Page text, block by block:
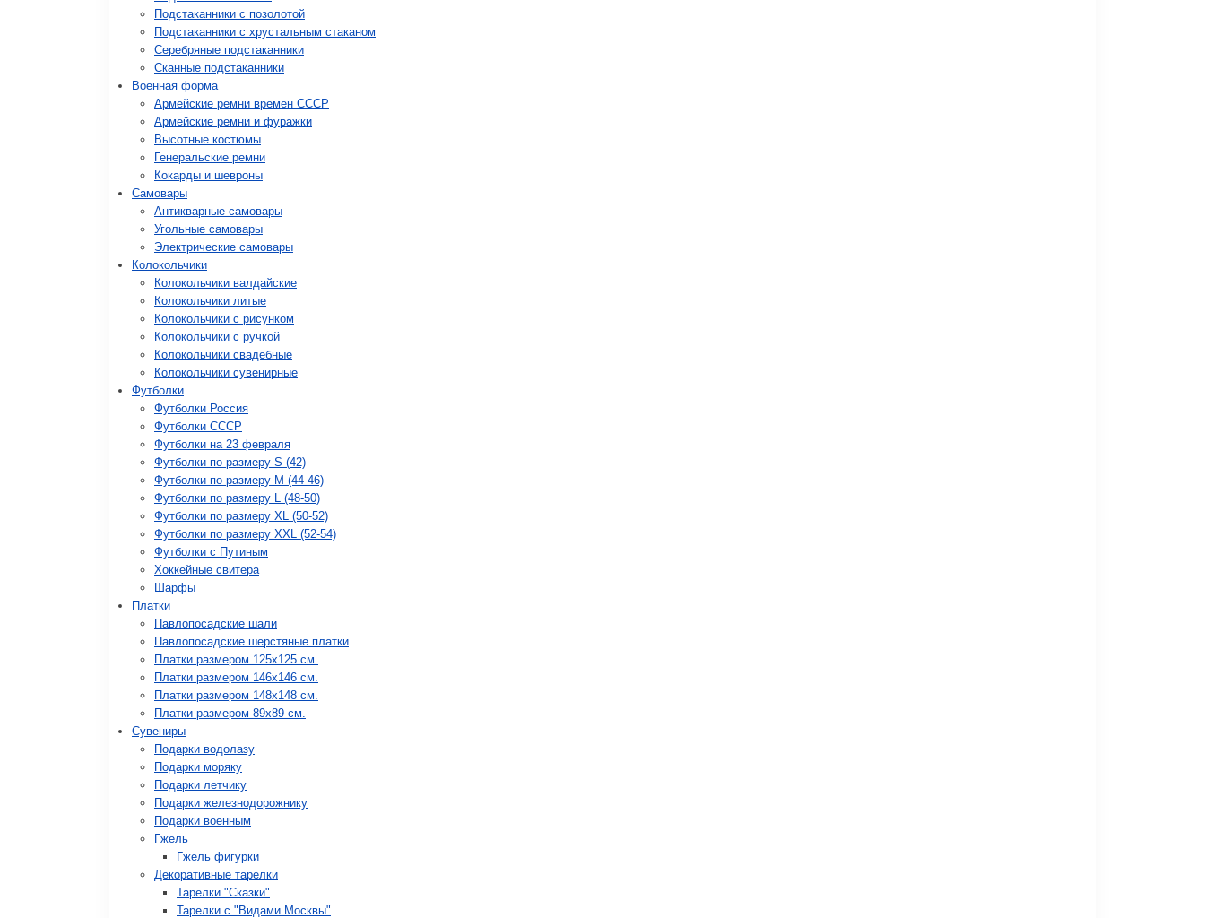
Подстаканники с позолотой
Подстаканники с хрустальным стаканом
Серебряные подстаканники
Сканные подстаканники
Военная форма
Армейские ремни времен СССР
Армейские ремни и фуражки
Высотные костюмы
Генеральские ремни
Кокарды и шевроны
Cамовары
Антикварные самовары
Угольные самовары
Электрические самовары
Колокольчики
Колокольчики валдайские
Колокольчики литые
Колокольчики с рисунком
Колокольчики с ручкой
Колокольчики свадебные
Колокольчики сувенирные
Футболки
Футболки Россия
Футболки СССР
Футболки на 23 февраля
Футболки по размеру S (42)
Футболки по размеру М (44-46)
Футболки по размеру L (48-50)
Футболки по размеру XL (50-52)
Футболки по размеру XXL (52-54)
Футболки с Путиным
Хоккейные свитера
Шарфы
Платки
Павлопосадские шали
Павлопосадские шерстяные платки
Платки размером 125х125 см.
Платки размером 146х146 см.
Платки размером 148х148 см.
Платки размером 89х89 см.
Сувениры
Подарки водолазу
Подарки моряку
Подарки летчику
Подарки железнодорожнику
Подарки военным
Гжель
Гжель фигурки
Декоративные тарелки
Тарелки "Сказки"
Тарелки с "Видами Москвы"